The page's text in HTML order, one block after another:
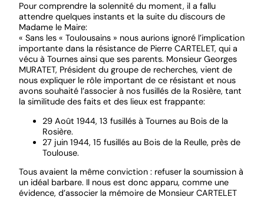
Pour comprendre la solennité du moment, il a fallu
attendre quelques instants et la suite du discours de
Madame le Maire:
« Sans les « Toulousains » nous aurions ignoré l’implication
importante dans la résistance de Pierre CARTELET, qui a
vécu à Tournes ainsi que ses parents. Monsieur Georges
MURATET, Président du groupe de recherches, vient de
nous expliquer le rôle important de ce résistant et nous
avons souhaité l’associer à nos fusillés de la Rosière, tant
la similitude des faits et des lieux est frappante:
29 Août 1944, 13 fusillés à Tournes au Bois de la
Rosière.
27 juin 1944, 15 fusillés au Bois de la Reulle, près de
Toulouse.
Tous avaient la même conviction : refuser la soumission à
un idéal barbare. Il nous est donc apparu, comme une
évidence, d’associer la mémoire de Monsieur CARTELET